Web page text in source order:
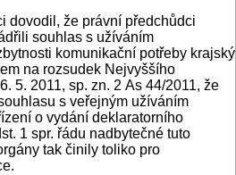
dovodil, že právní předchůdci
souhlas s užíváním
komunikační potřeby krajský
na rozsudek Nejvyššího
5. 2011, sp. zn. 2 As 44/2011, že
s veřejným užíváním
o vydání deklaratorního
1 spr. řádu nadbytečné tuto
tak činily toliko pro